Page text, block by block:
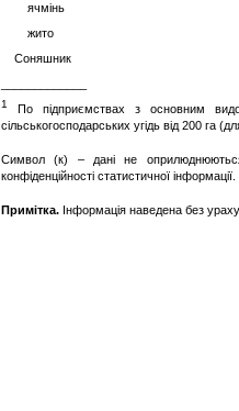
ячмінь
жито
Соняшник
1По підприємствах з основним
сільськогосподарських угідь від 200
Символ (к) – дані не
конфіденційності статистичної інформації.
Примітка. Інформація наведена без